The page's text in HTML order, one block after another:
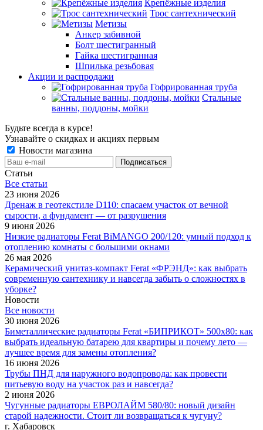
Крепёжные изделия
Трос сантехнический
Метизы
Анкер забивной
Болт шестигранный
Гайка шестигранная
Шпилька резьбовая
Акции и распродажи
Гофрированная труба
Стальные
ванны, поддоны, мойки
Будьте всегда в курсе!
Узнавайте о скидках и акциях первым
Новости магазина
Статьи
Все cтатьи
23 июня 2026
Дренаж в геотекстиле D110: спасаем участок от вечной
сырости, а фундамент — от разрушения
9 июня 2026
Низкие радиаторы Ferat BiMANGO 200/120: умный подход к
отоплению комнаты с большими окнами
26 мая 2026
Керамический унитаз-компакт Ferat «ФРЭНД»: как выбрать
современную сантехнику и навсегда забыть о сложностях в
уборке?
Новости
Все новости
30 июня 2026
Биметаллические радиаторы Ferat «БИПРИКОТ» 500x80: как
выбрать идеальную батарею для квартиры и почему лето —
лучшее время для замены отопления?
16 июня 2026
Трубы ПНД для наружного водопровода: как провести
питьевую воду на участок раз и навсегда?
2 июня 2026
Чугунные радиаторы ЕВРОЛАЙМ 580/80: новый дизайн
старой надежности. Стоит ли возвращаться к чугуну?
г. Хабаровск